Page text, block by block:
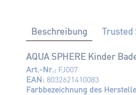
Beschreibung Trusted
AQUA SPHERE Kinder
Art.-Nr.: FJ007
EAN: 8032621410083
Farbbezeichnung des